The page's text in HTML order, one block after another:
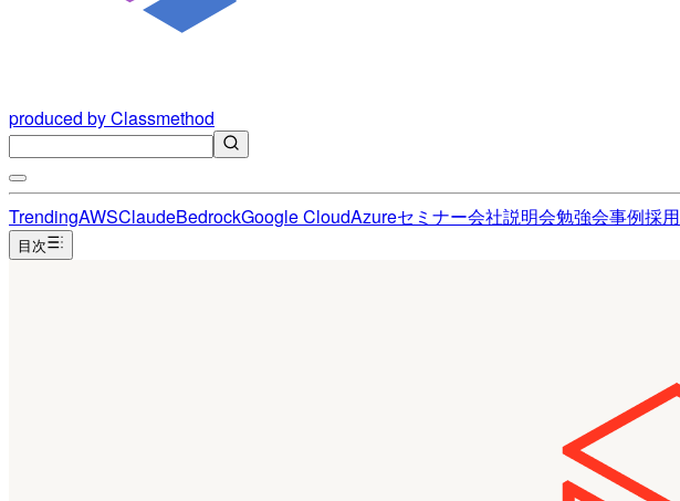
produced by Classmethod
TrendingAWSClaudeBedrockGoogle CloudAzureセミナー会社説明会勉強会事例採用
目次